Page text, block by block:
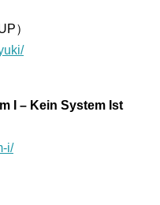
）
I – Kein System Ist
i/